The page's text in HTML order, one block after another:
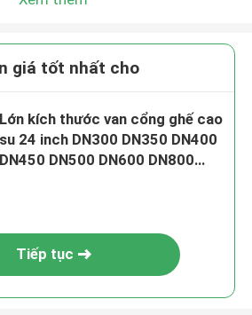
giá tốt nhất cho
Lớn kích thước van cổng ghế cao
su 24 inch DN300 DN350 DN400
DN450 DN500 DN600 DN800
Tiếp tục